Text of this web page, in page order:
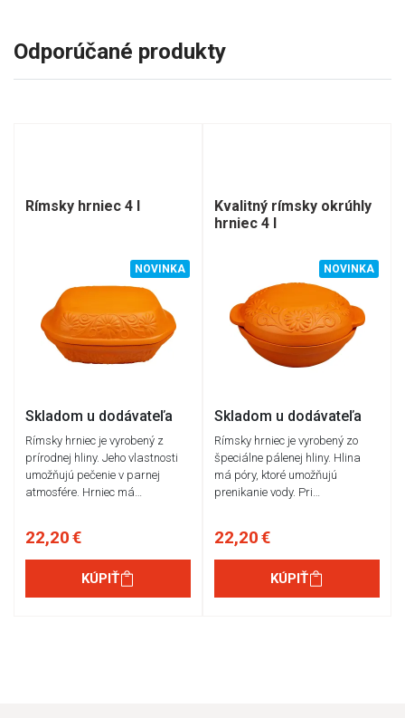
Odporúčané produkty
Rímsky hrniec 4 l
NOVINKA
Skladom u dodávateľa
Rímsky hrniec je vyrobený z
prírodnej hliny. Jeho vlastnosti
umožňujú pečenie v parnej
atmosfére. Hrniec má…
22,20 €
KÚPIŤ
Kvalitný rímsky okrúhly
hrniec 4 l
NOVINKA
Skladom u dodávateľa
Rímsky hrniec je vyrobený zo
špeciálne pálenej hliny. Hlina
má póry, ktoré umožňujú
prenikanie vody. Pri…
22,20 €
KÚPIŤ